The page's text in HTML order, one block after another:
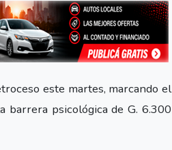
este martes, marcando el
barrera psicológica de G. 6.300